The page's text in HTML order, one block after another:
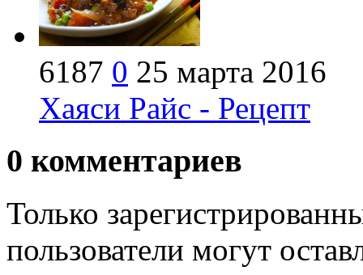
6187 0 25 марта 2016
Хаяси Райс - Рецепт
0 комментариев
Только
пользователи могут